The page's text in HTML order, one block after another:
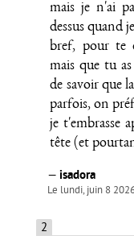
mais je n'ai
dessus quand
bref, pour te
mais que tu
de savoir que
parfois, on
je t'embrasse
tête (et
—isadora
Le lundi, juin 8
2